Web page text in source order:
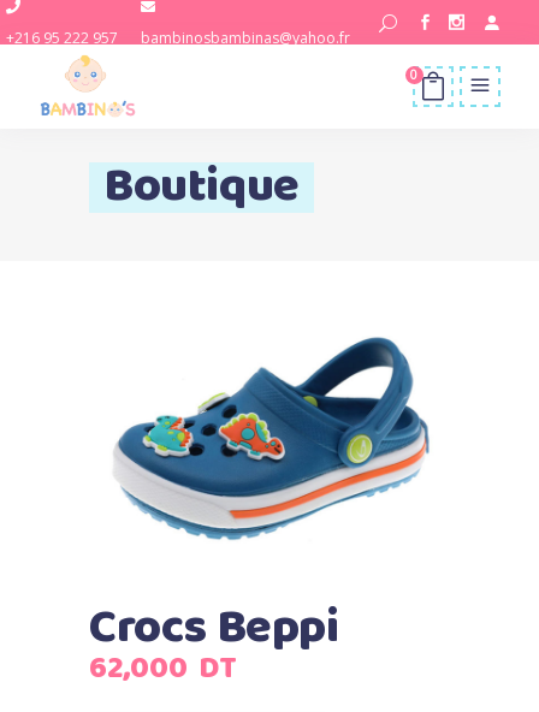
+216 95 222 957 bambinosbambinas@yahoo.fr
0
Boutique
Crocs Beppi
62,000 DT